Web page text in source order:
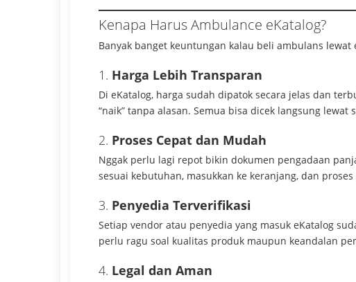
Kenapa Harus Ambulance eKatalog?
Banyak banget keuntungan kalau beli ambulans
1. Harga Lebih Transparan
Di eKatalog, harga sudah dipatok secara jelas dan
“naik” tanpa alasan. Semua bisa dicek langsung lewat
2. Proses Cepat dan Mudah
Nggak perlu lagi repot bikin dokumen pengadaan
sesuai kebutuhan, masukkan ke keranjang, dan
3. Penyedia Terverifikasi
Setiap vendor atau penyedia yang masuk eKatalog
perlu ragu soal kualitas produk maupun keandalan
4. Legal dan Aman